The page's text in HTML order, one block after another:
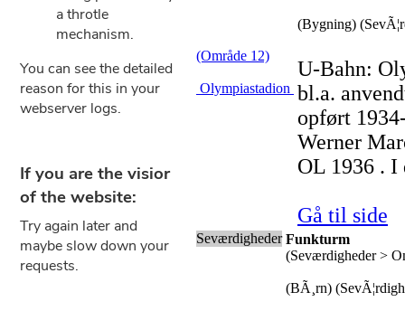
(Område 12)
Olympiastadion
(Bygning)
U-Bahn:
bl.a.
opført
Werner
OL 1936 . I
Gå til side
Seværdigheder Funkturm
(Seværdigheder >
(BÃ¸rn)